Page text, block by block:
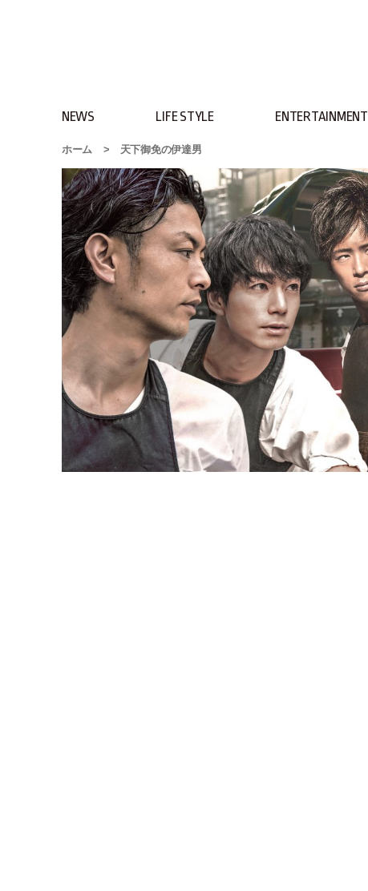
NEWS LIFE STYLE ENTERTAINMENT
ホーム > 天下御免の伊達男